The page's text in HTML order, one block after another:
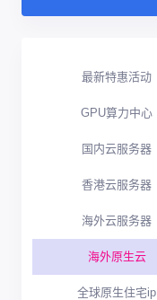
最新特惠活动
GPU算力中心
国内云服务器
香港云服务器
海外云服务器
海外原生云
全球原生住宅ip